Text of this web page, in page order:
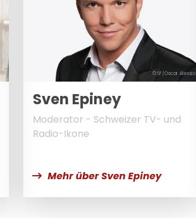
© SF/Oscar Alessio
Sven Epiney
Moderator - Schweizer TV- und
Radio-Ikone
Mehr über Sven Epiney